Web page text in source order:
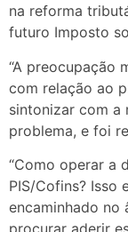
na reforma
futuro Imposto
“A preocupação
com relação ao
sintonizar com a
problema, e foi
“Como operar a
PIS/Cofins? Isso
encaminhado no